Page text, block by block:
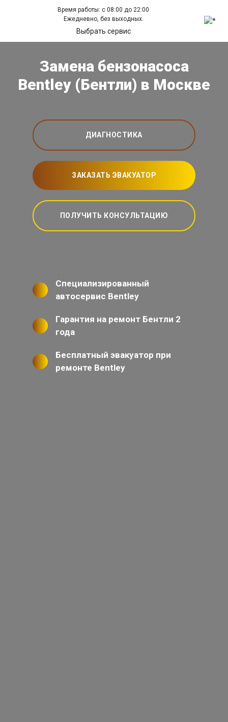
Время работы: с 08:00 до 22:00
Ежедневно, без выходных.
Выбрать сервис
Замена бензонасоса
Bentley (Бентли) в Москве
ДИАГНОСТИКА
ЗАКАЗАТЬ ЭВАКУАТОР
ПОЛУЧИТЬ КОНСУЛЬТАЦИЮ
Специализированный
автосервис Bentley
Гарантия на ремонт Бентли 2
года
Бесплатный эвакуатор при
ремонте Bentley